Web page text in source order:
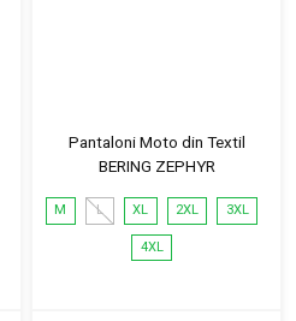
Pantaloni Moto din Textil
BERING ZEPHYR
M L XL 2XL 3XL
4XL